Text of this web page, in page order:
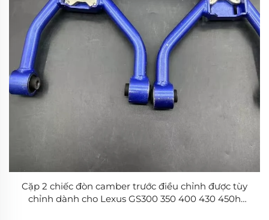
Cặp 2 chiếc đòn camber trước điều chỉnh được tùy
chỉnh dành cho Lexus GS300 350 400 430 450h